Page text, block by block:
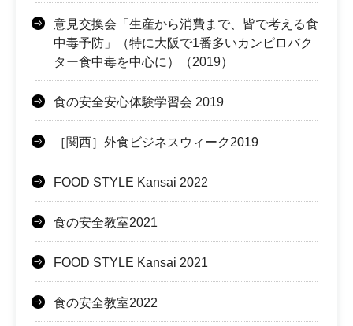
意見交換会「生産から消費まで、皆で考える食
中毒予防」（特に大阪で1番多いカンピロバク
ター食中毒を中心に）（2019）
食の安全安心体験学習会 2019
［関西］外食ビジネスウィーク2019
FOOD STYLE Kansai 2022
食の安全教室2021
FOOD STYLE Kansai 2021
食の安全教室2022